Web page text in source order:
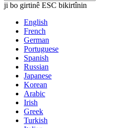
ji bo girtinê ESC bikirtînin
English
French
German
Portuguese
Spanish
Russian
Japanese
Korean
Arabic
Irish
Greek
Turkish